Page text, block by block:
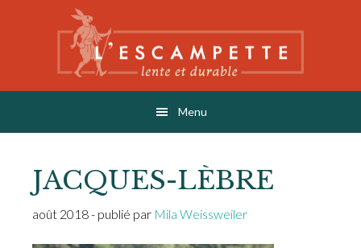
L'ESCAMPETTE
éditions lentes & durables
Menu
JACQUES-LÈBRE
août 2018- publié par Mila Weissweiler